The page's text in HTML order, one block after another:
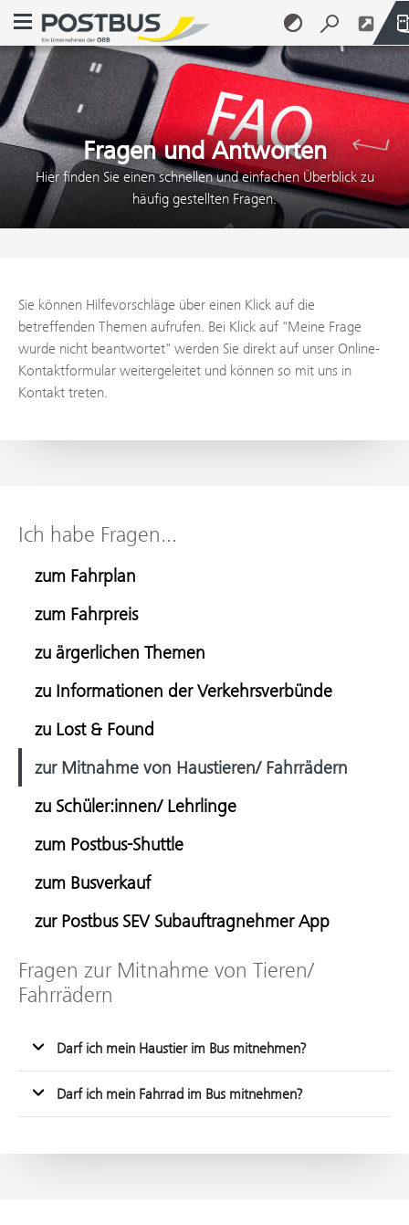
Zum Inhalt springen (Alt + 0)
Zum Menü springen (Alt + 1)
Navigationsmenü öffnen
Fragen und Antworten
Hier finden Sie einen schnellen und einfachen Überblick zu
häufig gestellten Fragen.
Sie können Hilfevorschläge über einen Klick auf die
betreffenden Themen aufrufen. Bei Klick auf "Meine Frage
wurde nicht beantwortet" werden Sie direkt auf unser Online-
Kontaktformular weitergeleitet und können so mit uns in
Kontakt treten.
Ich habe Fragen...
zum Fahrplan
zum Fahrpreis
zu ärgerlichen Themen
zu Informationen der Verkehrsverbünde
zu Lost & Found
zur Mitnahme von Haustieren/ Fahrrädern
zu Schüler:innen/ Lehrlinge
zum Postbus-Shuttle
zum Busverkauf
zur Postbus SEV Subauftragnehmer App
Fragen zur Mitnahme von Tieren/
Fahrrädern
Darf ich mein Haustier im Bus mitnehmen?
Darf ich mein Fahrrad im Bus mitnehmen?